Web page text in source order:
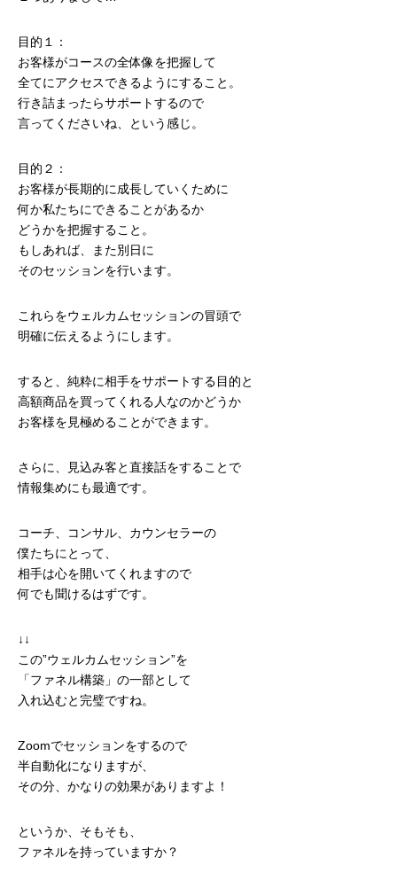
目的１：
お客様がコースの全体像を把握して
全てにアクセスできるようにすること。
行き詰まったらサポートするので
言ってくださいね、という感じ。
目的２：
お客様が長期的に成長していくために
何か私たちにできることがあるか
どうかを把握すること。
もしあれば、また別日に
そのセッションを行います。
これらをウェルカムセッションの冒頭で
明確に伝えるようにします。
すると、純粋に相手をサポートする目的と
高額商品を買ってくれる人なのかどうか
お客様を見極めることができます。
さらに、見込み客と直接話をすることで
情報集めにも最適です。
コーチ、コンサル、カウンセラーの
僕たちにとって、
相手は心を開いてくれますので
何でも聞けるはずです。
↓↓
この”ウェルカムセッション”を
「ファネル構築」の一部として
入れ込むと完璧ですね。
Zoomでセッションをするので
半自動化になりますが、
その分、かなりの効果がありますよ！
というか、そもそも、
ファネルを持っていますか？